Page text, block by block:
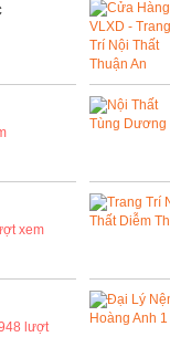
xem
lượt